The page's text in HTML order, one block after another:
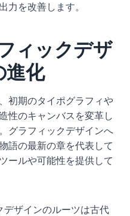
力を改善します。
ィックデザ
進化
初期のタイポグラフィや
性のキャンバスを変革し
グラフィックデザインへ
語の最新の章を代表して
ールや可能性を提供して
デザインのルーツは古代